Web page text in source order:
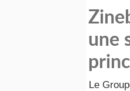
une
Le